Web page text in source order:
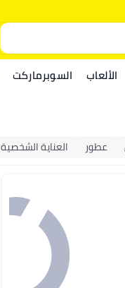
الألعاب السوبرماركت
عطور العناية الشخصية